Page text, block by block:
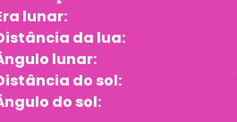
lunar:
da lua:
lunar:
do sol:
do sol: